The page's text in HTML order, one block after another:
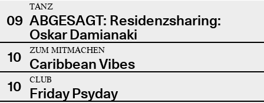
09
TANZ
ABGESAGT: Residenzsharing:
Oskar Damianaki
10
ZUM MITMACHEN
Caribbean Vibes
10
CLUB
Friday Psyday